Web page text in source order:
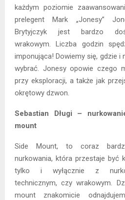
każdym poziomie
prelegent Mark „Jonesy”
Brytyjczyk jest bardzo
wrakowym. Liczba godzin
imponująca! Dowiemy się, gdzie i
wybrać. Jonesy opowie czego
przy eksploracji, a także jak
okrętowy dzwon.
Sebastian Długi –
mount
Side Mount, to coraz
nurkowania, która przestaje być
tylko i wyłącznie z
technicznym, czy wrakowym.
mount znakomicie